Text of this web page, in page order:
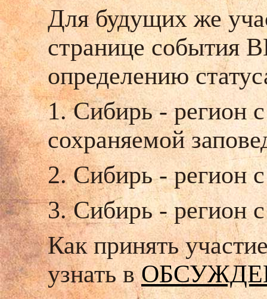
Для будущих же
странице события
определению
1. Сибирь - регион
сохраняемой
2. Сибирь - регион
3. Сибирь - регион
Как принять
узнать в